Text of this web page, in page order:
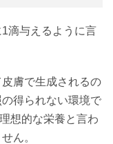
滴与えるように言
膚で生成されるの
得られない環境で
想的な栄養と言わ
ん。